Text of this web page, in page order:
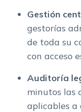
Gestión
gestorías
de toda su
con acceso
Auditoría
minutos las
aplicables a